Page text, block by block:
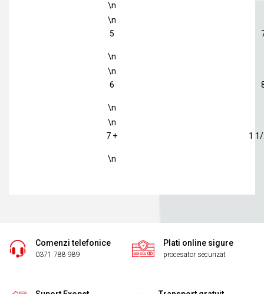
\n
\n
5
\n
\n
6
\n
\n
7 +
\n
1
Comenzi telefonice
0371 788 989
Plati online sigure
procesator securizat